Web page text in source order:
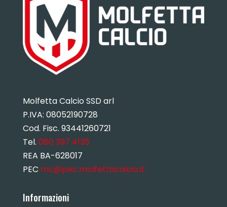
Molfetta Calcio SSD arl
P.IVA: 08052190728
Cod. Fisc. 93441260721
Tel. 080 397 4135
REA BA-628017
PEC mc@pec.molfettacalcio.it
Informazioni